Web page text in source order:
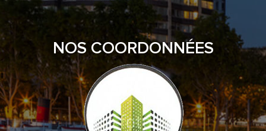
NOS COORDONNÉES